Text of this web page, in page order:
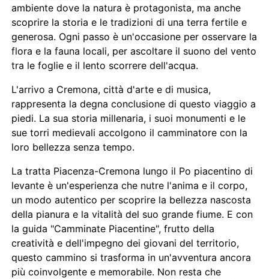
ambiente dove la natura è protagonista, ma anche
scoprire la storia e le tradizioni di una terra fertile e
generosa. Ogni passo è un'occasione per osservare la
flora e la fauna locali, per ascoltare il suono del vento
tra le foglie e il lento scorrere dell'acqua.
L'arrivo a Cremona, città d'arte e di musica,
rappresenta la degna conclusione di questo viaggio a
piedi. La sua storia millenaria, i suoi monumenti e le
sue torri medievali accolgono il camminatore con la
loro bellezza senza tempo.
La tratta Piacenza-Cremona lungo il Po piacentino di
levante è un'esperienza che nutre l'anima e il corpo,
un modo autentico per scoprire la bellezza nascosta
della pianura e la vitalità del suo grande fiume. E con
la guida "Camminate Piacentine", frutto della
creatività e dell'impegno dei giovani del territorio,
questo cammino si trasforma in un'avventura ancora
più coinvolgente e memorabile. Non resta che